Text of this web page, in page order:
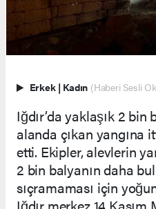
Erkek | Kadın (Haberi Sesli
Iğdır’da yaklaşık 2
alanda çıkan yangına
etti. Ekipler, alevlerin
2 bin balyanın daha
sıçramaması için
Iğdır merkez 14 Kasım